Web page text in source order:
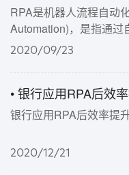
RPA是机器人流程自动
Automation)，是指通过
中交互的动作来执行业务流程。 RPA机器人
现7*24小时全天候自动
以大幅度降低差错率和
理。
2020/09/23
• 银行应用RPA后效
银行应用RPA后效率提
2020/12/21